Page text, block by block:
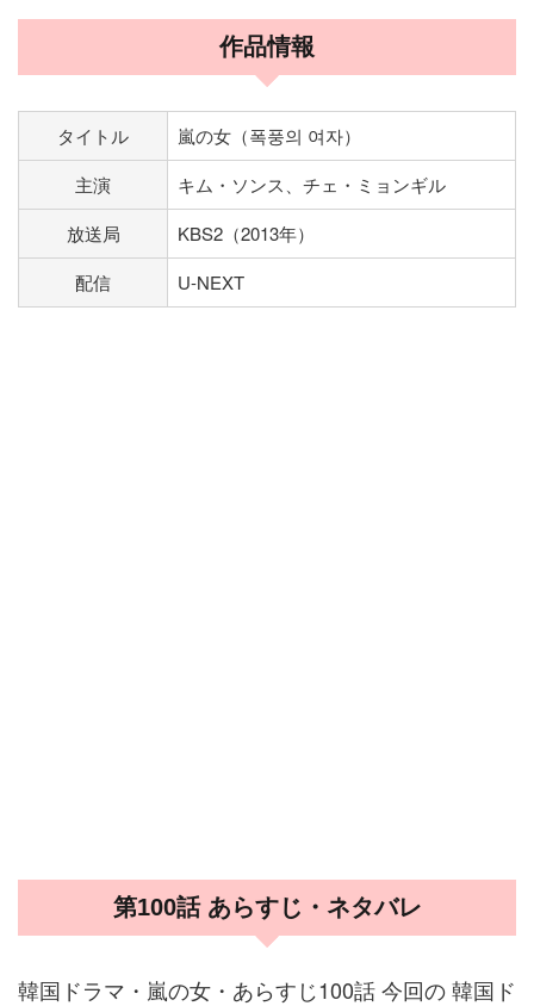
作品情報
タイトル
嵐の女（폭풍의 여자）
主演
キム・ソンス、チェ・ミョンギル
放送局
KBS2（2013年）
配信
U-NEXT
第100話 あらすじ・ネタバレ
韓国ドラマ・嵐の女・あらすじ100話 今回の 韓国ド